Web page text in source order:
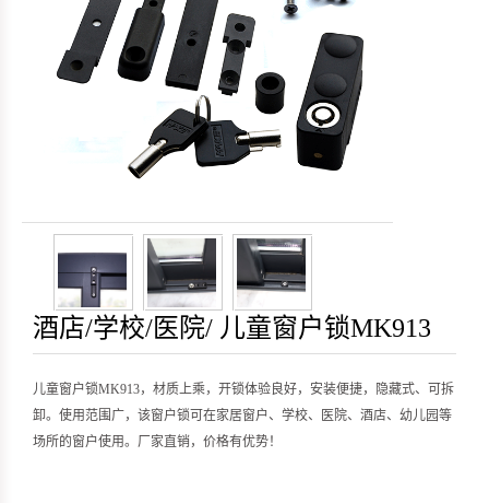
酒店/学校/医院/ 儿童窗户锁MK913
儿童窗户锁MK913，材质上乘，开锁体验良好，安装便捷，隐藏式、可拆
卸。使用范围广，该窗户锁可在家居窗户、学校、医院、酒店、幼儿园等
场所的窗户使用。厂家直销，价格有优势！